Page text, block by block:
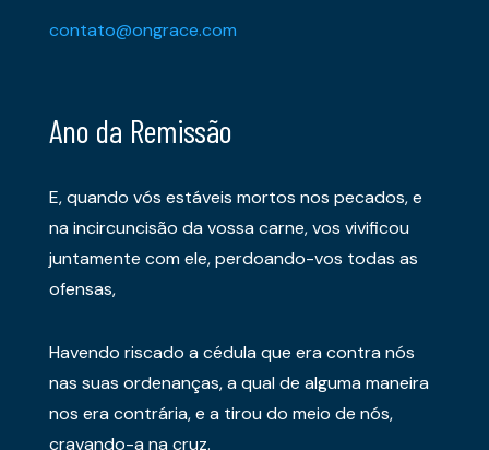
contato@ongrace.com
Ano da Remissão
E, quando vós estáveis mortos nos pecados, e
na incircuncisão da vossa carne, vos vivificou
juntamente com ele, perdoando-vos todas as
ofensas,
Havendo riscado a cédula que era contra nós
nas suas ordenanças, a qual de alguma maneira
nos era contrária, e a tirou do meio de nós,
cravando-a na cruz.